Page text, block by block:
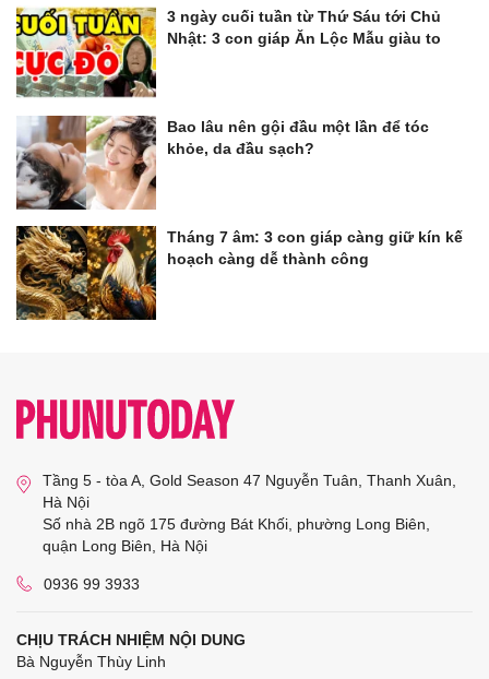
3 ngày cuối tuần từ Thứ Sáu tới Chủ
Nhật: 3 con giáp Ăn Lộc Mẫu giàu to
Bao lâu nên gội đầu một lần để tóc
khỏe, da đầu sạch?
Tháng 7 âm: 3 con giáp càng giữ kín kế
hoạch càng dễ thành công
Tầng 5 - tòa A, Gold Season 47 Nguyễn Tuân, Thanh Xuân,
Hà Nội
Số nhà 2B ngõ 175 đường Bát Khối, phường Long Biên,
quận Long Biên, Hà Nội
0936 99 3933
CHỊU TRÁCH NHIỆM NỘI DUNG
Bà Nguyễn Thùy Linh